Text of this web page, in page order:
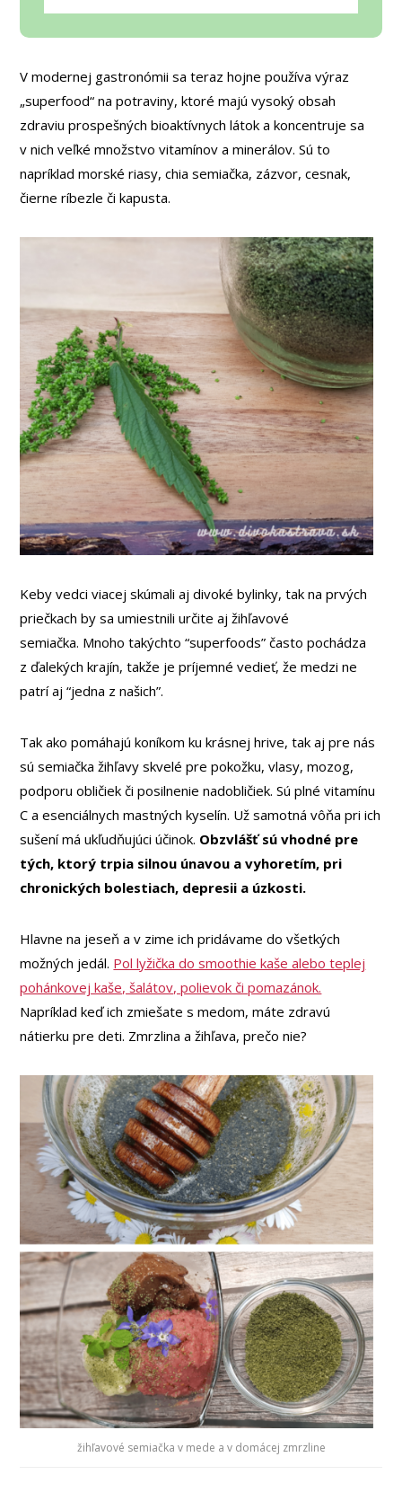
V modernej gastronómii sa teraz hojne používa výraz
„superfood“ na potraviny, ktoré majú vysoký obsah
zdraviu prospešných bioaktívnych látok a koncentruje sa
v nich veľké množstvo vitamínov a minerálov. Sú to
napríklad morské riasy, chia semiačka, zázvor, cesnak,
čierne ríbezle či kapusta.
Keby vedci viacej skúmali aj divoké bylinky, tak na prvých
priečkach by sa umiestnili určite aj žihľavové
semiačka. Mnoho takýchto “superfoods” často pochádza
z ďalekých krajín, takže je príjemné vedieť, že medzi ne
patrí aj “jedna z našich”.
Tak ako pomáhajú koníkom ku krásnej hrive, tak aj pre nás
sú semiačka žihľavy skvelé pre pokožku, vlasy, mozog,
podporu obličiek či posilnenie nadobličiek. Sú plné vitamínu
C a esenciálnych mastných kyselín. Už samotná vôňa pri ich
sušení má ukľudňujúci účinok. Obzvlášť sú vhodné pre
tých, ktorý trpia silnou únavou a vyhoretím, pri
chronických bolestiach, depresii a úzkosti.
Hlavne na jeseň a v zime ich pridávame do všetkých
možných jedál. Pol lyžička do smoothie kaše alebo teplej
pohánkovej kaše, šalátov, polievok či pomazánok.
Napríklad keď ich zmiešate s medom, máte zdravú
nátierku pre deti. Zmrzlina a žihľava, prečo nie?
žihľavové semiačka v mede a v domácej zmrzline